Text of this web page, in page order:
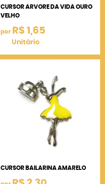
CURSOR ARVORE DA VIDA OURO
VELHO
por R$ 1,65
Unitário
CURSOR BAILARINA AMARELO